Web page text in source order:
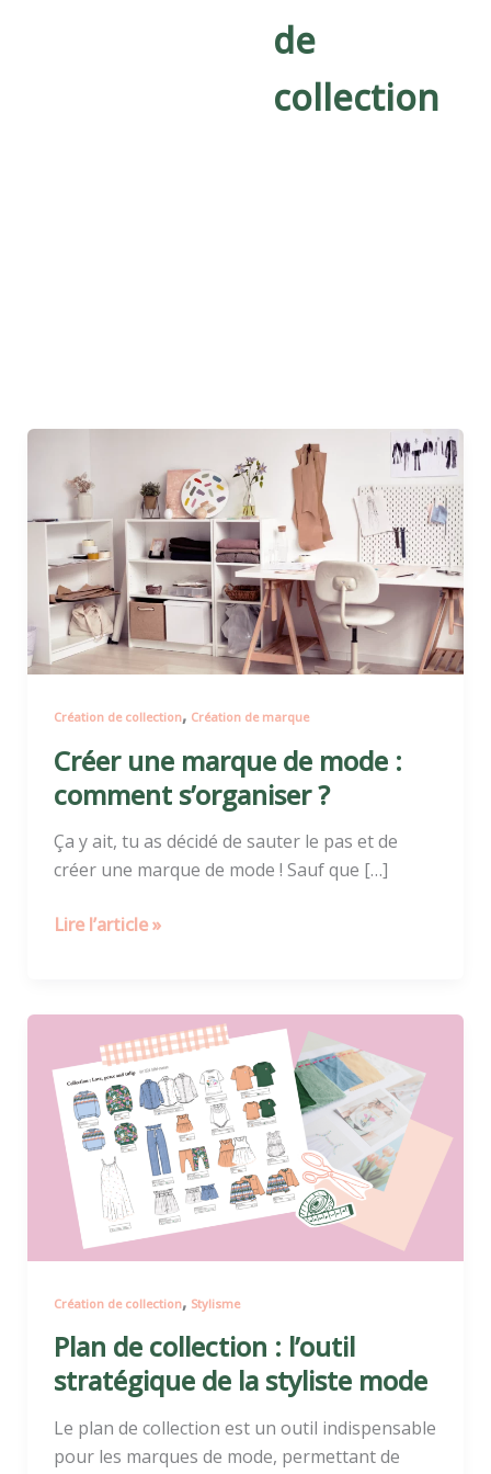
de
collection
Création de collection, Création de marque
Créer une marque de mode :
comment s’organiser ?
Ça y ait, tu as décidé de sauter le pas et de
créer une marque de mode ! Sauf que […]
une
marque
de
mode
:
comment
s’organiser
?
Lire l’article »
Création de collection, Stylisme
Plan de collection : l’outil
stratégique de la styliste mode
Le plan de collection est un outil indispensable
pour les marques de mode, permettant de
collection
l’outil
stratégique
styliste